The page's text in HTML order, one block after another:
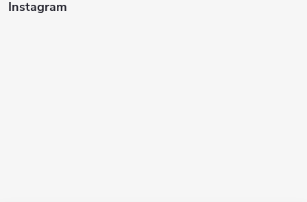
eInstagram